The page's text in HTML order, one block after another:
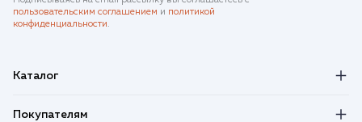
пользовательским соглашением и политикой
конфиденциальности.
Каталог
Покупателям